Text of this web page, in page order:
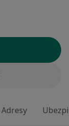
Adresy